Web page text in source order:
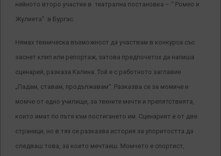
нейното второ участие в театрална постановка – “ Ромео и
Жулиета“ в Бургас.
Нямах техническа възможност да участвам в конкурса със
заснет клип или репортаж, затова предпочетох да напиша
сценарий, разказа Калина. Той е с работното заглавие
„Падам, ставам, продължавам“. Разказва се за момиче и
момче от едно училище, за техните мечти и препятствията,
които имат по пътя към постигането им. Сценарият е от две
страници, но в тях се разказва история за упоритостта да
следваш това, за което мечтаеш. Момчето е спортист,